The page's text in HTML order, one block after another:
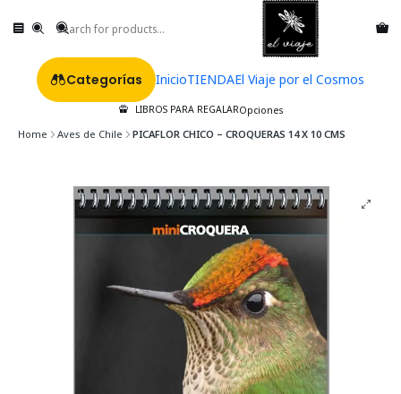
Categorías InicioTIENDAEl Viaje por el Cosmos
LIBROS PARA REGALAROpciones
Home Aves de Chile PICAFLOR CHICO – CROQUERAS 14 X 10 CMS